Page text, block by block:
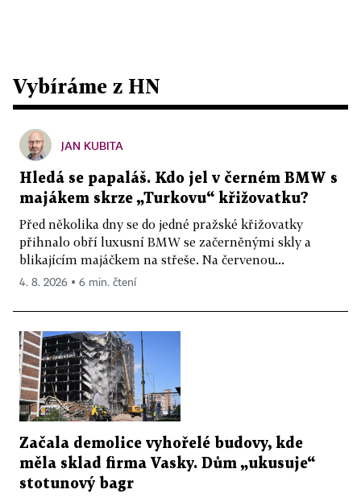
Vybíráme z HN
JAN KUBITA
Hledá se papaláš. Kdo jel v černém BMW s
majákem skrze „Turkovu“ křižovatku?
Před několika dny se do jedné pražské křižovatky
přihnalo obří luxusní BMW se začerněnými skly a
blikajícím majáčkem na střeše. Na červenou...
4. 8. 2026 ▪ 6 min. čtení
Začala demolice vyhořelé budovy, kde
měla sklad firma Vasky. Dům „ukusuje“
stotunový bagr